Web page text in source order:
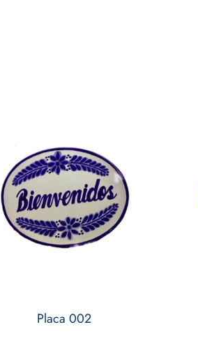
Placa 002